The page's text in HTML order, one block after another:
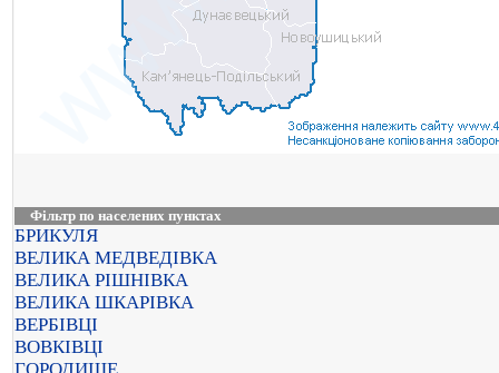
Фільтр по населених пунктах
БРИКУЛЯ
ВЕЛИКА МЕДВЕДІВКА
ВЕЛИКА РІШНІВКА
ВЕЛИКА ШКАРІВКА
ВЕРБІВЦІ
ВОВКІВЦІ